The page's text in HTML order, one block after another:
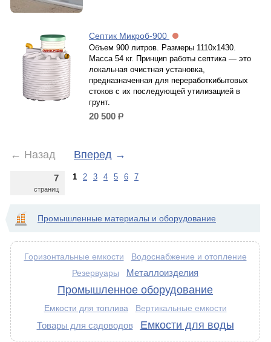
Септик Микроб-900
Объем 900 литров. Размеры 1110х1430.
Масса 54 кг. Принцип работы септика — это
локальная очистная установка,
предназначенная для переработкибытовых
стоков с их последующей утилизацией в
грунт.
20 500 р.
← Назад Вперед →
7
страниц
1 2 3 4 5 6 7
Промышленные материалы и оборудование
Горизонтальные емкости
Водоснабжение и отопление
Резервуары
Металлоизделия
Промышленное оборудование
Емкости для топлива Вертикальные емкости
Товары для садоводов Емкости для воды